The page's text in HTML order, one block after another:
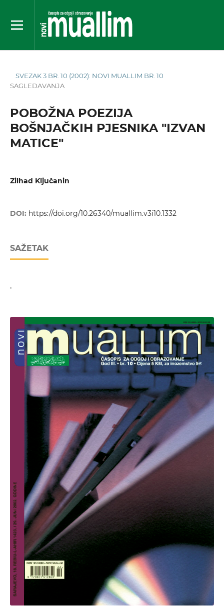
SVEZAK 3 BR. 10 (2002): NOVI MUALLIM BR. 10
SAGLEDAVANJA
POBOŽNA POEZIJA
BOŠNJAČKIH PJESNIKA "IZVAN
MATICE"
Zilhad Ključanin
DOI: https://doi.org/10.26340/muallim.v3i10.1332
SAŽETAK
.